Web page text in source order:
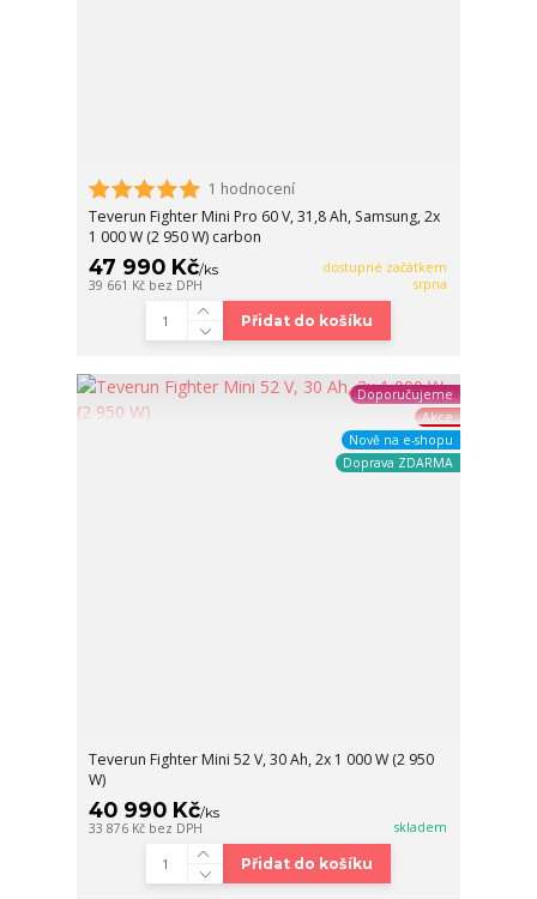
1 hodnocení
Teverun Fighter Mini Pro 60 V, 31,8 Ah, Samsung, 2x
1 000 W (2 950 W) carbon
47 990 Kč/ks
39 661 Kč bez DPH
dostupné začátkem
srpna
Přidat do košíku
Doporučujeme
Akce
Nově na e-shopu
Doprava ZDARMA
Teverun Fighter Mini 52 V, 30 Ah, 2x 1 000 W (2 950
W)
40 990 Kč/ks
33 876 Kč bez DPH skladem
Přidat do košíku